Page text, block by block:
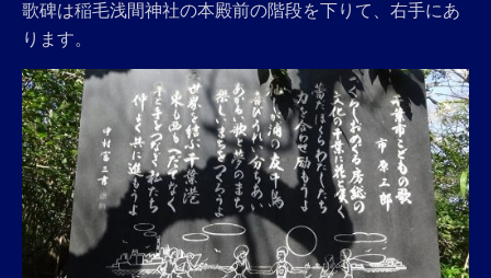
歌碑は稲毛浅間神社の本殿前の階段を下りて、右手にあ
ります。